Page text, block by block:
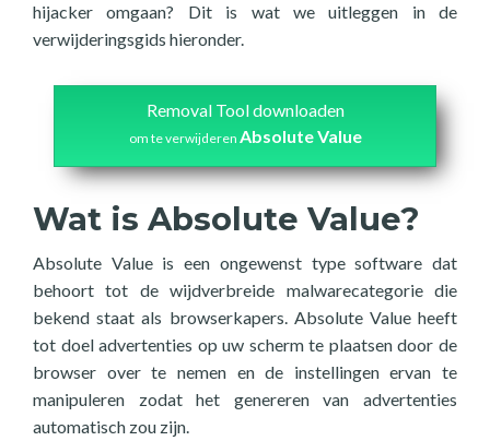
hijacker omgaan? Dit is wat we uitleggen in de
verwijderingsgids hieronder.
Removal Tool downloaden
om te verwijderen Absolute Value
Wat is Absolute Value?
Absolute Value is een ongewenst type software dat
behoort tot de wijdverbreide malwarecategorie die
bekend staat als browserkapers. Absolute Value heeft
tot doel advertenties op uw scherm te plaatsen door de
browser over te nemen en de instellingen ervan te
manipuleren zodat het genereren van advertenties
automatisch zou zijn.